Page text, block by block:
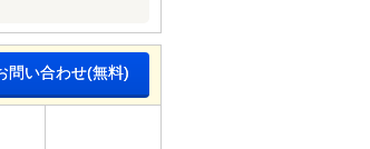
問い合わせ(無料)